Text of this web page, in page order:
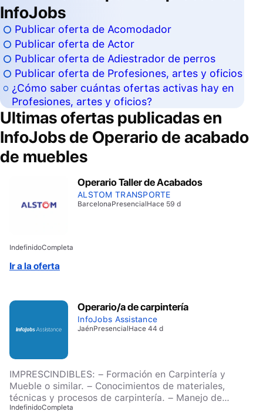
InfoJobs
Publicar oferta de Acomodador
Publicar oferta de Actor
Publicar oferta de Adiestrador de perros
Publicar oferta de Profesiones, artes y oficios
¿Cómo saber cuántas ofertas activas hay en
Profesiones, artes y oficios?
Ultimas ofertas publicadas en
InfoJobs de Operario de acabado
de muebles
Operario Taller de Acabados
ALSTOM TRANSPORTE
BarcelonaPresencialHace 59 d
IndefinidoCompleta
Ir a la oferta
Operario/a de carpintería
InfoJobs Assistance
JaénPresencialHace 44 d
IMPRESCINDIBLES: – Formación en Carpintería y
Mueble o similar. – Conocimientos de materiales,
técnicas y procesos de carpintería. – Manejo de
maquinaria mecanizada y herramientas propias del
IndefinidoCompleta